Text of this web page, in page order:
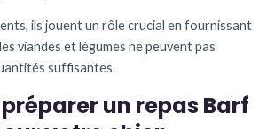
ils jouent un rôle crucial en fournissant
viandes et légumes ne peuvent pas
suffisantes.
un repas Barf